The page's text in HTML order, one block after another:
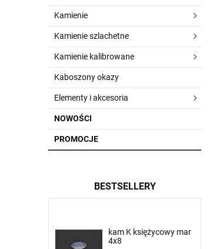
Kamienie
Kamienie szlachetne
Kamienie kalibrowane
Kaboszony okazy
Elementy i akcesoria
NOWOŚCI
PROMOCJE
BESTSELLERY
kam K księżycowy mar
4x8